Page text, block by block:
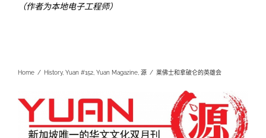
（作者为本地电子工程师）
Home / History, Yuan #152, Yuan Magazine, 源 / 莱佛士和拿破仑的英雄会